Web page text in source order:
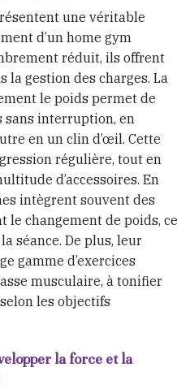
une véritable
d’un home gym
réduit, ils offrent
la gestion des charges. La
le poids permet de
sans interruption, en
en un clin d’œil. Cette
régulière, tout en
d’accessoires. En
intègrent souvent des
changement de poids, ce
séance. De plus, leur
gamme d’exercices
musculaire, à tonifier
les objectifs
la force et la